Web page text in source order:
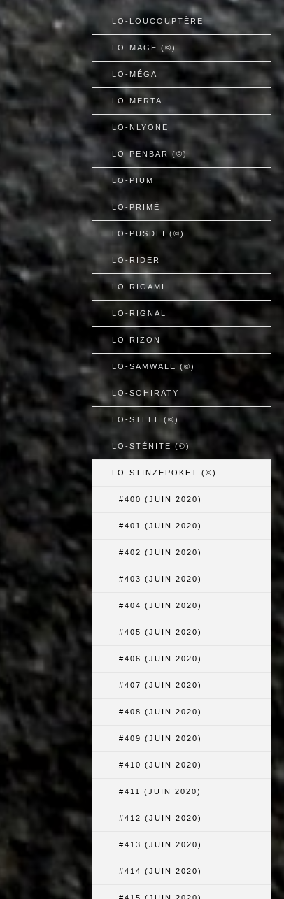
LO-LOUCOUPTÈRE
LO-MAGE (©)
LO-MÉGA
LO-MERTA
LO-NLYONE
LO-PENBAR (©)
LO-PIUM
LO-PRIMÉ
LO-PUSDEI (©)
LO-RIDER
LO-RIGAMI
LO-RIGNAL
LO-RIZON
LO-SAMWALE (©)
LO-SOHIRATY
LO-STEEL (©)
LO-STÉNITE (©)
LO-STINZEPOKET (©)
#400 (JUIN 2020)
#401 (JUIN 2020)
#402 (JUIN 2020)
#403 (JUIN 2020)
#404 (JUIN 2020)
#405 (JUIN 2020)
#406 (JUIN 2020)
#407 (JUIN 2020)
#408 (JUIN 2020)
#409 (JUIN 2020)
#410 (JUIN 2020)
#411 (JUIN 2020)
#412 (JUIN 2020)
#413 (JUIN 2020)
#414 (JUIN 2020)